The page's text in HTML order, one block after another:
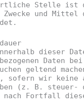
Stelle ist
und Mittel
dieser
geltend
sofern wir keine
(z. B.
nach Fortfall